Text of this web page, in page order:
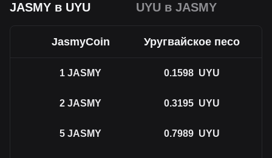
JASMY в UYU
UYU в JASMY
JasmyCoin Уругвайское песо
1 JASMY 0.1598 UYU
2 JASMY 0.3195 UYU
5 JASMY 0.7989 UYU